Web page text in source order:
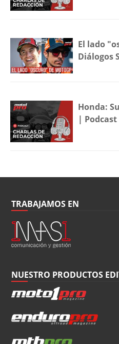
El lado
Diálogos
Honda:
| Podcast
TRABAJAMOS EN
NUESTRO PRODUCTOS